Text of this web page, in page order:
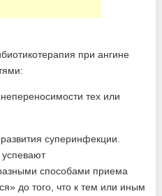
при ангине
тех или
суперинфекции.
способами приема
до того, что к тем или иным